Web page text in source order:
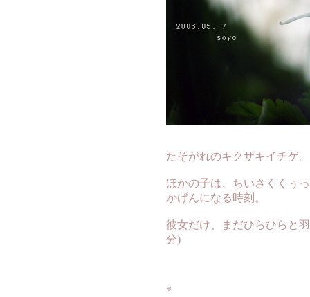
たそがれのキクザキイチゲ。
ほかの子は、ちいさくくぅ
かげんになる時刻。
彼女だけ、まだひらひらと
分)
*